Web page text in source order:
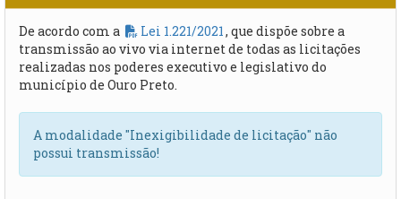
De acordo com a Lei 1.221/2021 , que dispõe sobre a
transmissão ao vivo via internet de todas as licitações
realizadas nos poderes executivo e legislativo do
município de Ouro Preto.
A modalidade "Inexigibilidade de licitação" não
possui transmissão!